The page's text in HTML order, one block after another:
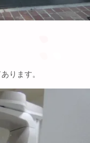
ります。